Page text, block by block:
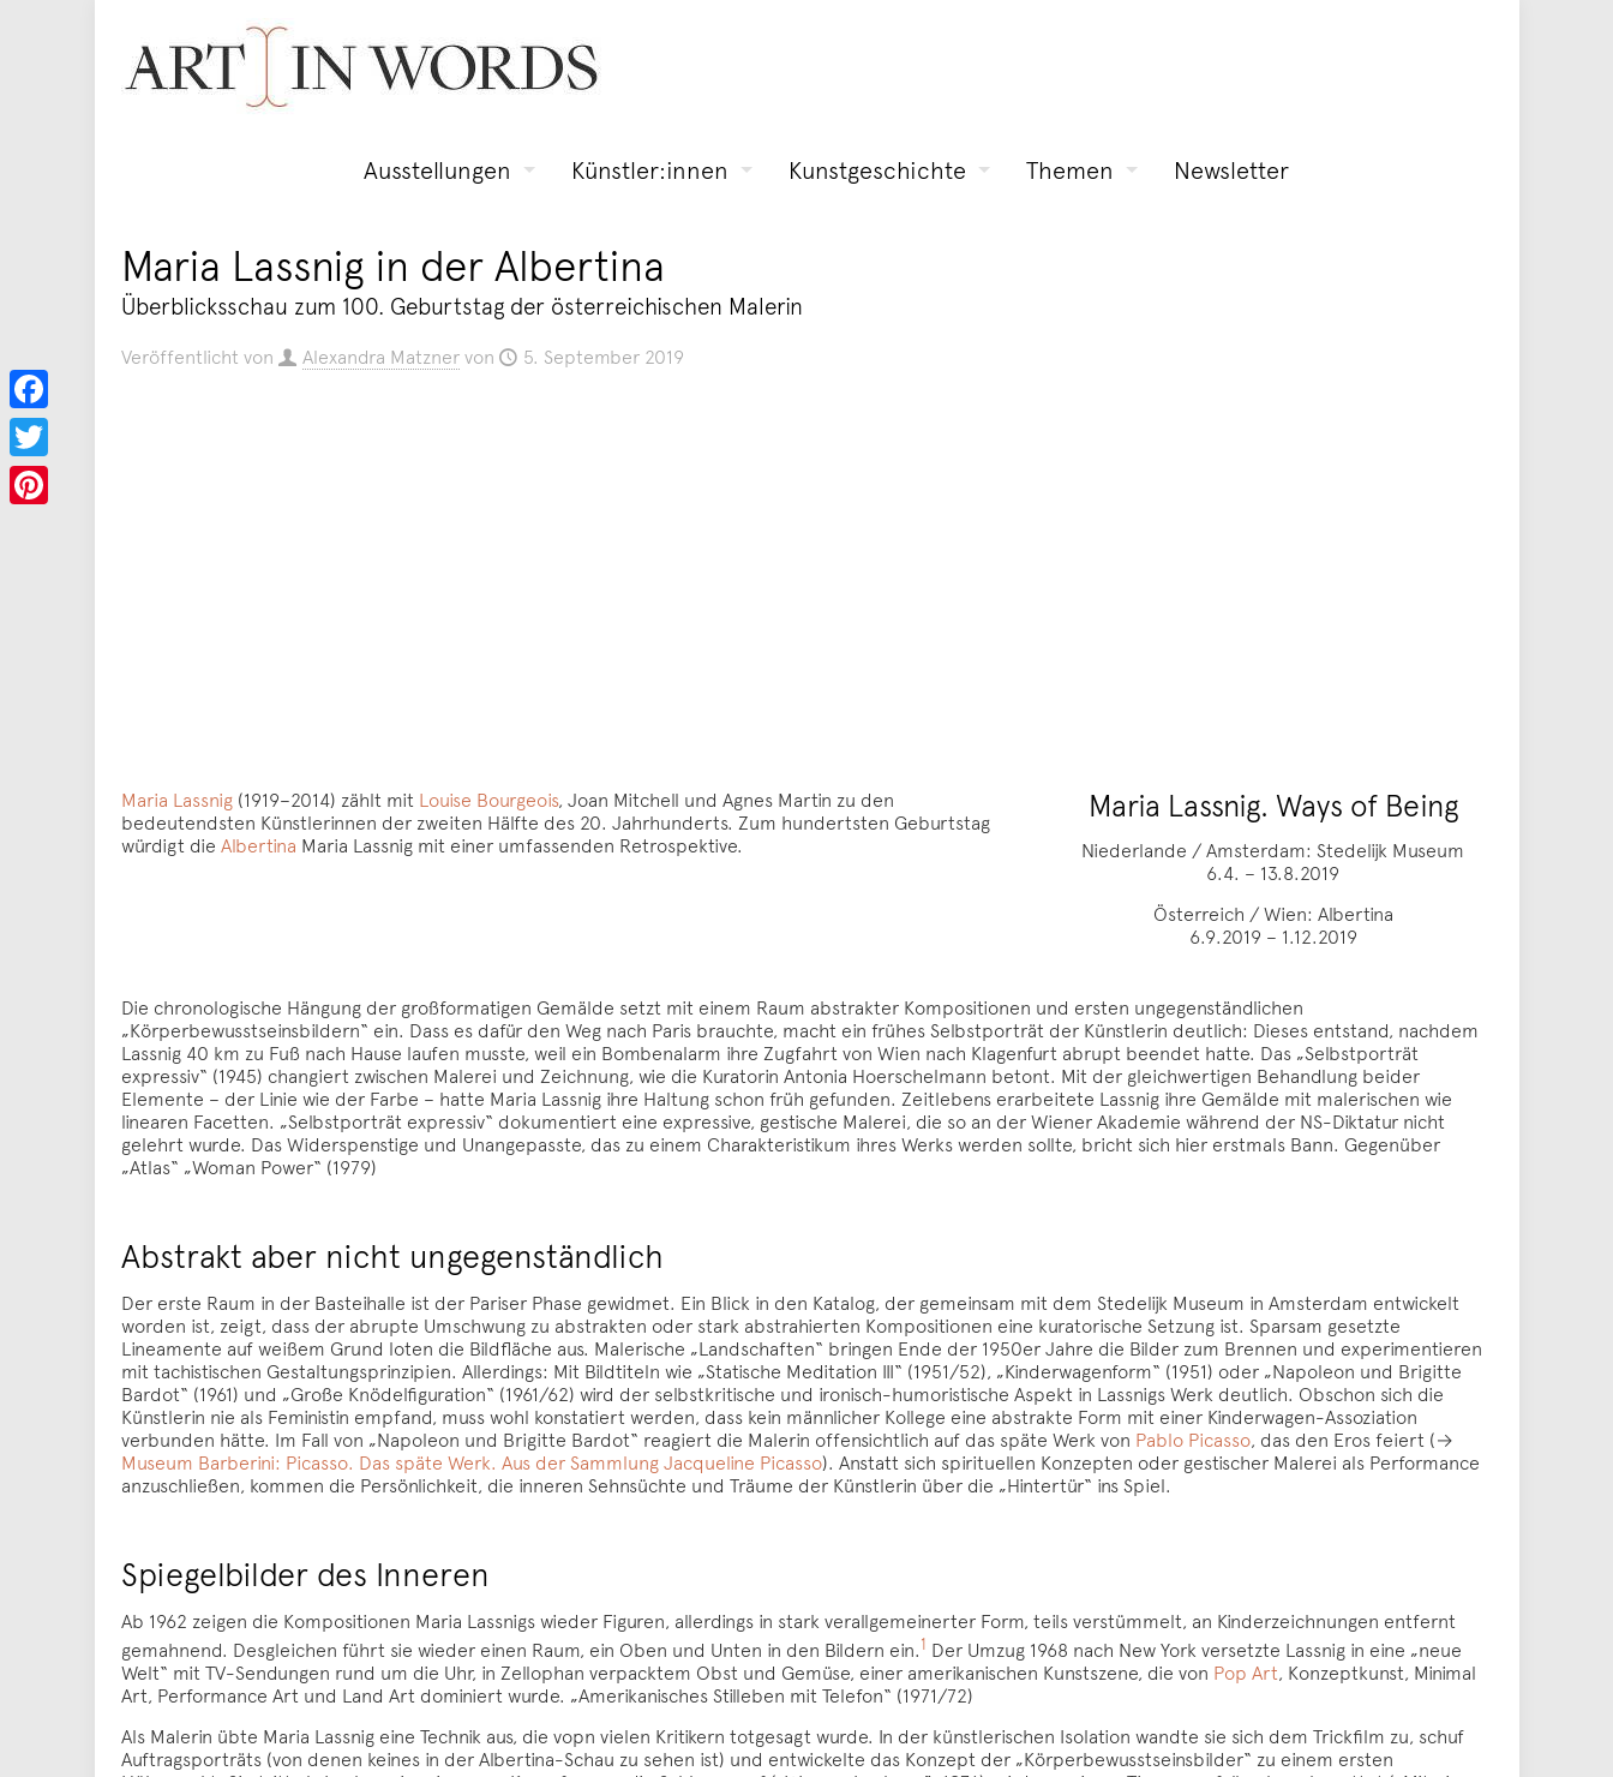
Ausstellungen Künstler:innen Kunstgeschichte Themen Newsletter
Maria Lassnig in der Albertina
Überblicksschau zum 100. Geburtstag der österreichischen Malerin
Veröffentlicht von Alexandra Matzner von 5. September 2019
Maria Lassnig(1919–2014) zählt mit Louise Bourgeois, Joan Mitchell und Agnes Martin zu den
bedeutendsten Künstlerinnen der zweiten Hälfte des 20. Jahrhunderts. Zum hundertsten Geburtstag
würdigt die Albertina Maria Lassnig mit einer umfassenden Retrospektive.
Maria Lassnig. Ways of Being
Niederlande / Amsterdam: Stedelijk Museum
6.4. – 13.8.2019
Österreich / Wien: Albertina
6.9.2019 – 1.12.2019
Die chronologische Hängung der großformatigen Gemälde setzt mit einem Raum abstrakter Kompositionen und ersten ungegenständlichen
„Körperbewusstseinsbildern“ ein. Dass es dafür den Weg nach Paris brauchte, macht ein frühes Selbstporträt der Künstlerin deutlich: Dieses entstand, nachdem
Lassnig 40 km zu Fuß nach Hause laufen musste, weil ein Bombenalarm ihre Zugfahrt von Wien nach Klagenfurt abrupt beendet hatte. Das „Selbstporträt
expressiv“ (1945) changiert zwischen Malerei und Zeichnung, wie die Kuratorin Antonia Hoerschelmann betont. Mit der gleichwertigen Behandlung beider
Elemente – der Linie wie der Farbe – hatte Maria Lassnig ihre Haltung schon früh gefunden. Zeitlebens erarbeitete Lassnig ihre Gemälde mit malerischen wie
linearen Facetten. „Selbstporträt expressiv“ dokumentiert eine expressive, gestische Malerei, die so an der Wiener Akademie während der NS-Diktatur nicht
gelehrt wurde. Das Widerspenstige und Unangepasste, das zu einem Charakteristikum ihres Werks werden sollte, bricht sich hier erstmals Bann. Gegenüber
„Atlas“ „Woman Power“ (1979)
Abstrakt aber nicht ungegenständlich
Der erste Raum in der Basteihalle ist der Pariser Phase gewidmet. Ein Blick in den Katalog, der gemeinsam mit dem Stedelijk Museum in Amsterdam entwickelt
worden ist, zeigt, dass der abrupte Umschwung zu abstrakten oder stark abstrahierten Kompositionen eine kuratorische Setzung ist. Sparsam gesetzte
Lineamente auf weißem Grund loten die Bildfläche aus. Malerische „Landschaften“ bringen Ende der 1950er Jahre die Bilder zum Brennen und experimentieren
mit tachistischen Gestaltungsprinzipien. Allerdings: Mit Bildtiteln wie „Statische Meditation III“ (1951/52), „Kinderwagenform“ (1951) oder „Napoleon und Brigitte
Bardot“ (1961) und „Große Knödelfiguration“ (1961/62) wird der selbstkritische und ironisch-humoristische Aspekt in Lassnigs Werk deutlich. Obschon sich die
Künstlerin nie als Feministin empfand, muss wohl konstatiert werden, dass kein männlicher Kollege eine abstrakte Form mit einer Kinderwagen-Assoziation
verbunden hätte. Im Fall von „Napoleon und Brigitte Bardot“ reagiert die Malerin offensichtlich auf das späte Werk von Pablo Picasso, das den Eros feiert (→
Museum Barberini: Picasso. Das späte Werk. Aus der Sammlung Jacqueline Picasso). Anstatt sich spirituellen Konzepten oder gestischer Malerei als Performance
anzuschließen, kommen die Persönlichkeit, die inneren Sehnsüchte und Träume der Künstlerin über die „Hintertür“ ins Spiel.
Spiegelbilder des Inneren
Ab 1962 zeigen die Kompositionen Maria Lassnigs wieder Figuren, allerdings in stark verallgemeinerter Form, teils verstümmelt, an Kinderzeichnungen entfernt
gemahnend. Desgleichen führt sie wieder einen Raum, ein Oben und Unten in den Bildern ein.1 Der Umzug 1968 nach New York versetzte Lassnig in eine „neue
Welt“ mit TV-Sendungen rund um die Uhr, in Zellophan verpacktem Obst und Gemüse, einer amerikanischen Kunstszene, die von Pop Art, Konzeptkunst, Minimal
Art, Performance Art und Land Art dominiert wurde. „Amerikanisches Stilleben mit Telefon“ (1971/72)
Als Malerin übte Maria Lassnig eine Technik aus, die vopn vielen Kritikern totgesagt wurde. In der künstlerischen Isolation wandte sie sich dem Trickfilm zu, schuf
Auftragsporträts (von denen keines in der Albertina-Schau zu sehen ist) und entwickelte das Konzept der „Körperbewusstseinsbilder“ zu einem ersten
Facebook
Twitter